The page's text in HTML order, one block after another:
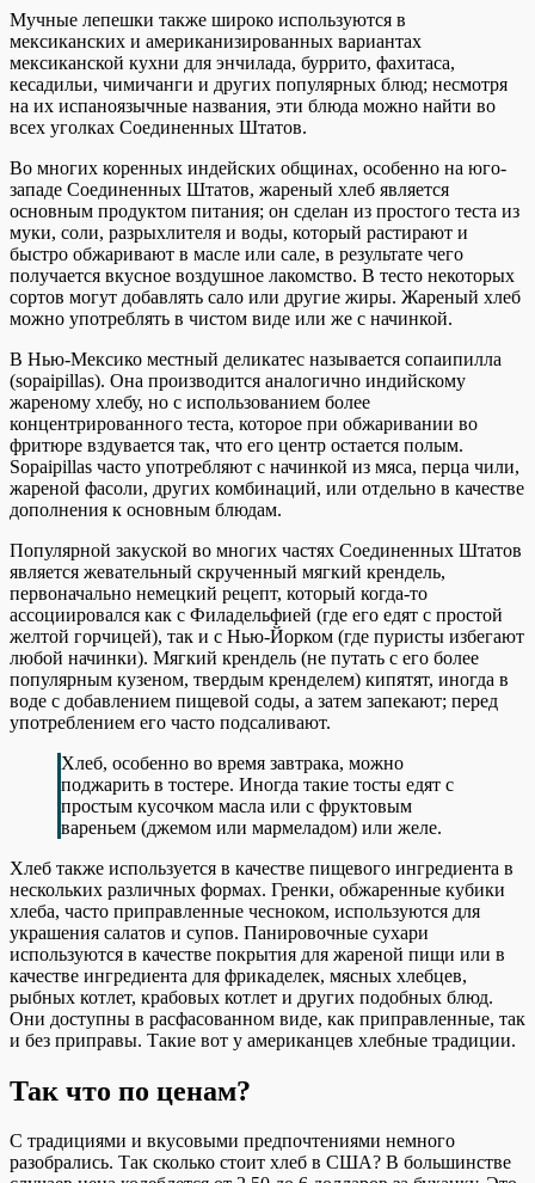
Мучные лепешки также широко используются в
мексиканских и американизированных вариантах
мексиканской кухни для энчилада, буррито, фахитаса,
кесадильи, чимичанги и других популярных блюд; несмотря
на их испаноязычные названия, эти блюда можно найти во
всех уголках Соединенных Штатов.
Во многих коренных индейских общинах, особенно на юго-
западе Соединенных Штатов, жареный хлеб является
основным продуктом питания; он сделан из простого теста из
муки, соли, разрыхлителя и воды, который растирают и
быстро обжаривают в масле или сале, в результате чего
получается вкусное воздушное лакомство. В тесто некоторых
сортов могут добавлять сало или другие жиры. Жареный хлеб
можно употреблять в чистом виде или же с начинкой.
В Нью-Мексико местный деликатес называется сопаипилла
(sopaipillas). Она производится аналогично индийскому
жареному хлебу, но с использованием более
концентрированного теста, которое при обжаривании во
фритюре вздувается так, что его центр остается полым.
Sopaipillas часто употребляют с начинкой из мяса, перца чили,
жареной фасоли, других комбинаций, или отдельно в качестве
дополнения к основным блюдам.
Популярной закуской во многих частях Соединенных Штатов
является жевательный скрученный мягкий крендель,
первоначально немецкий рецепт, который когда-то
ассоциировался как с Филадельфией (где его едят с простой
желтой горчицей), так и с Нью-Йорком (где пуристы избегают
любой начинки). Мягкий крендель (не путать с его более
популярным кузеном, твердым кренделем) кипятят, иногда в
воде с добавлением пищевой соды, а затем запекают; перед
употреблением его часто подсаливают.
Хлеб, особенно во время завтрака, можно
поджарить в тостере. Иногда такие тосты едят с
простым кусочком масла или с фруктовым
вареньем (джемом или мармеладом) или желе.
Хлеб также используется в качестве пищевого ингредиента в
нескольких различных формах. Гренки, обжаренные кубики
хлеба, часто приправленные чесноком, используются для
украшения салатов и супов. Панировочные сухари
используются в качестве покрытия для жареной пищи или в
качестве ингредиента для фрикаделек, мясных хлебцев,
рыбных котлет, крабовых котлет и других подобных блюд.
Они доступны в расфасованном виде, как приправленные, так
и без приправы. Такие вот у американцев хлебные традиции.
Так что по ценам?
С традициями и вкусовыми предпочтениями немного
разобрались. Так сколько стоит хлеб в США? В большинстве